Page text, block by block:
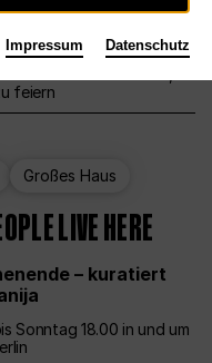
feiern
Großes Haus
LIVE HERE
– kuratiert
Sonntag 18.00 in und um
Impressum Datenschutz